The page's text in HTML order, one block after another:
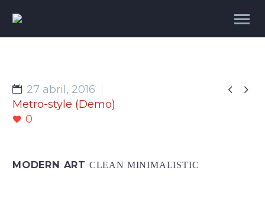
 
27 abril, 2016
Metro-style (Demo)
0
MODERN ART CLEAN MINIMALISTIC